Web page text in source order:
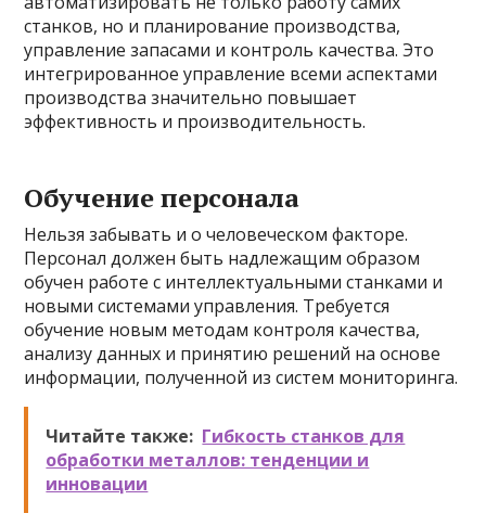
станков, но и планирование производства,
управление запасами и контроль качества. Это
интегрированное управление всеми аспектами
производства значительно повышает
эффективность и производительность.
Обучение персонала
Нельзя забывать и о человеческом факторе.
Персонал должен быть надлежащим образом
обучен работе с интеллектуальными станками и
новыми системами управления. Требуется
обучение новым методам контроля качества,
анализу данных и принятию решений на основе
информации, полученной из систем мониторинга.
Читайте также: Гибкость станков для
обработки металлов: тенденции и
инновации